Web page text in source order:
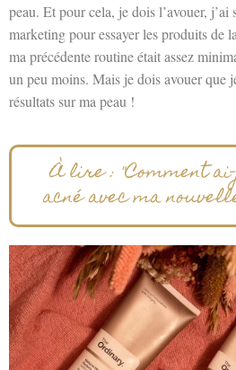
peau. Et pour cela, je dois l’avouer, j’ai
marketing pour essayer les produits de
ma précédente routine était assez
un peu moins. Mais je dois avouer que
résultats sur ma peau !
À lire : "Comment
acné avec ma